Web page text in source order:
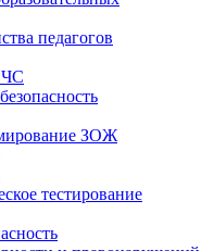
педагогов
ЧС
ЗОЖ
тестирование